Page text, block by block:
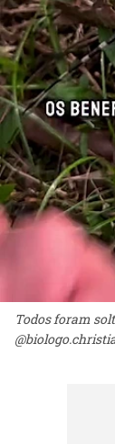
Todos foram